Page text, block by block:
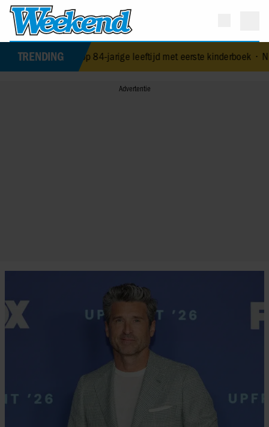
TRENDING
op 84-jarige leeftijd met eerste kinderboek•NPO-manager